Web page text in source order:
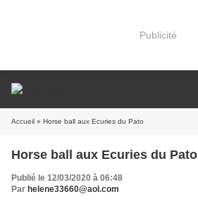
Publicité
Accueil » Horse ball aux Ecuries du Pato
Horse ball aux Ecuries du Pato
Publié le 12/03/2020 à 06:48
Par helene33660@aol.com